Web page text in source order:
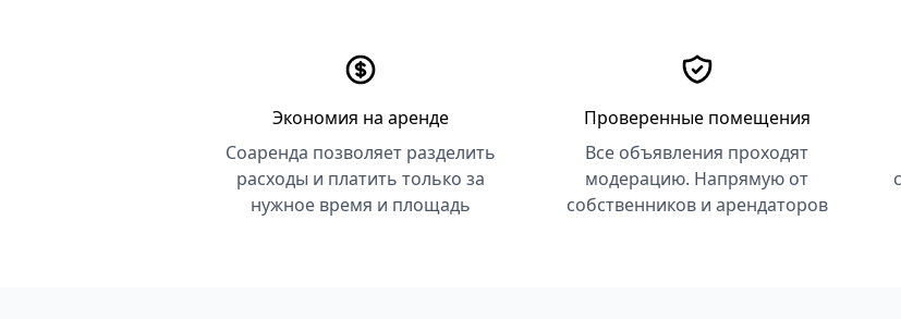
Экономия на аренде
Соаренда позволяет разделить
расходы и платить только за
нужное время и площадь
Проверенные помещения
Все объявления проходят
модерацию. Напрямую от
собственников и арендаторов